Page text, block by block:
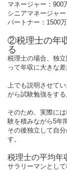
マネージャー：900
シニアマネージャ
パートナー：1500
②税理士の年
る
税理士の場合、独
って年収に大きな
上でも説明させて
がら試験勉強をする
そのため、実際に
験を積みながら5年
その後独立して自
す。
税理士の平均年
サラリーマンとし